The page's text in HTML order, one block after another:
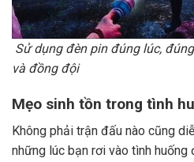
Sử dụng đèn pin đúng lúc,
và đồng đội
Mẹo sinh tồn trong tình
Không phải trận đấu nào cũng
những lúc bạn rơi vào tình